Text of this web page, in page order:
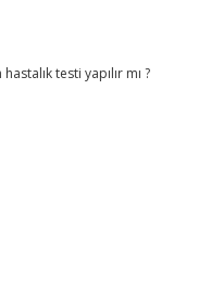
testi yapılır mı ?